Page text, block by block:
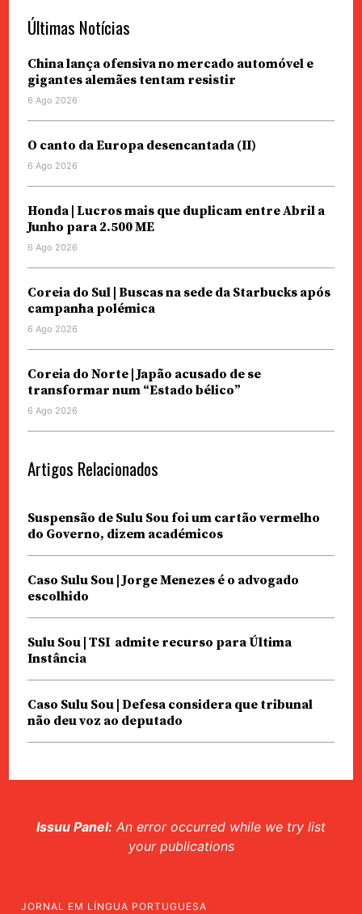
Últimas Notícias
China lança ofensiva no mercado automóvel e
gigantes alemães tentam resistir
6 Ago 2026
O canto da Europa desencantada (II)
6 Ago 2026
Honda | Lucros mais que duplicam entre Abril a
Junho para 2.500 ME
6 Ago 2026
Coreia do Sul | Buscas na sede da Starbucks após
campanha polémica
6 Ago 2026
Coreia do Norte | Japão acusado de se
transformar num “Estado bélico”
6 Ago 2026
Artigos Relacionados
Suspensão de Sulu Sou foi um cartão vermelho
do Governo, dizem académicos
Caso Sulu Sou | Jorge Menezes é o advogado
escolhido
Sulu Sou | TSI admite recurso para Última
Instância
Caso Sulu Sou | Defesa considera que tribunal
não deu voz ao deputado
Issuu Panel: An error occurred while we try list
your publications
JORNAL EM LÍNGUA PORTUGUESA